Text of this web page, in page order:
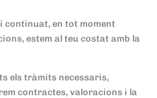
continuat, en tot moment
estem al teu costat amb la
els tràmits necessaris,
contractes, valoracions i la